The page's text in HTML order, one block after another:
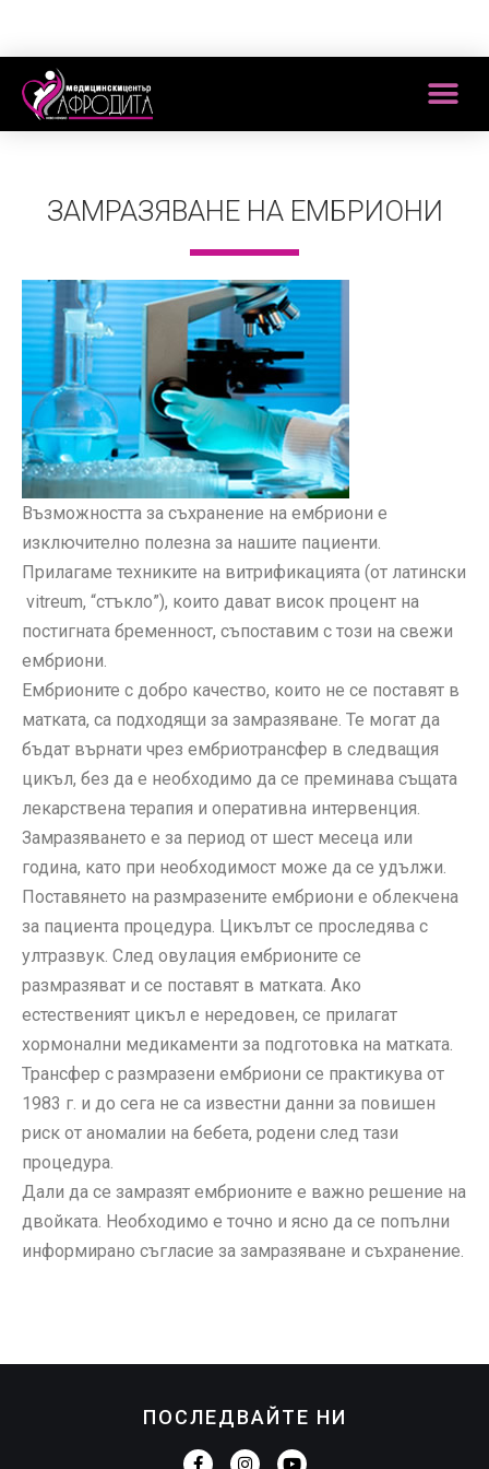
ЗАМРАЗЯВАНЕ НА ЕМБРИОНИ
Възможността за съхранение на ембриони е
изключително полезна за нашите пациенти.
Прилагаме техниките на витрификацията (от латински
vitreum, “стъкло”), които дават висок процент на
постигната бременност, съпоставим с този на свежи
ембриони.
Ембрионите с добро качество, които не се поставят в
матката, са подходящи за замразяване. Те могат да
бъдат върнати чрез ембриотрансфер в следващия
цикъл, без да е необходимо да се преминава същата
лекарствена терапия и оперативна интервенция.
Замразяването е за период от шест месеца или
година, като при необходимост може да се удължи.
Поставянето на размразените ембриони е облекчена
за пациента процедура. Цикълът се проследява с
ултразвук. След овулация ембрионите се
размразяват и се поставят в матката. Ако
естественият цикъл е нередовен, се прилагат
хормонални медикаменти за подготовка на матката.
Трансфер с размразени ембриони се практикува от
1983 г. и до сега не са известни данни за повишен
риск от аномалии на бебета, родени след тази
процедура.
Дали да се замразят ембрионите е важно решение на
двойката. Необходимо е точно и ясно да се попълни
информирано съгласие за замразяване и съхранение.
ПОСЛЕДВАЙТЕ НИ